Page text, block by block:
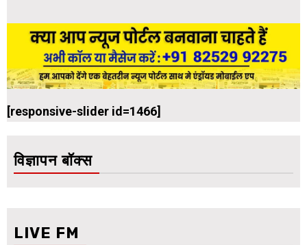
[responsive-slider id=1466]
विज्ञापन बॉक्स
LIVE FM